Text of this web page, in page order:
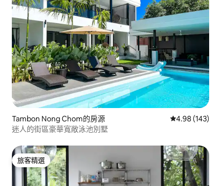
Tambon Nong Chom的房源 從 143 則評價
4.98 (143)
迷人的街區豪華寬敞泳池別墅
旅客精選
旅客精選